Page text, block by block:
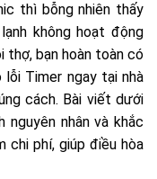
thì bỗng nhiên thấy
không hoạt động
thợ, bạn hoàn toàn có
Timer ngay tại nhà
cách. Bài viết dưới
nguyên nhân và khắc
chi phí, giúp điều hòa